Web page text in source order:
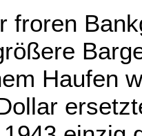
froren
Haufen